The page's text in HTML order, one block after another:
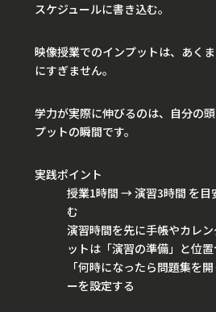
スケジュールに書き込む。
映像授業でのインプットは、あくま
にすぎません。
学力が実際に伸びるのは、自分の
プットの瞬間です。
実践ポイント
授業1時間 → 演習3時間 を目
む
演習時間を先に手帳やカレ
ットは「演習の準備」と位置
「何時になったら問題集を
ーを設定する